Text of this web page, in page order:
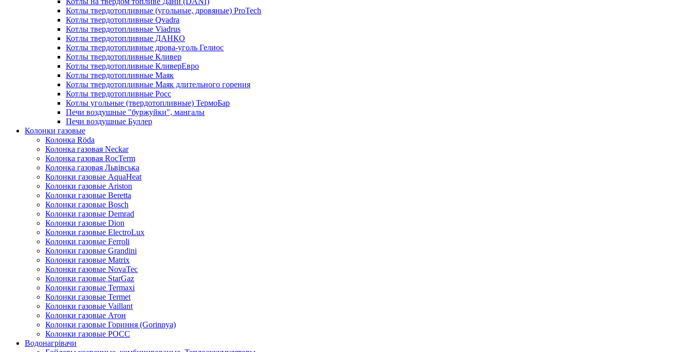
Котлы твердотопливные (угольные, дровяные) ProTech
Котлы твердотопливные Qvadra
Котлы твердотопливные Viadrus
Котлы твердотопливные ДАНКО
Котлы твердотопливные дрова-уголь Гелиос
Котлы твердотопливные Кливер
Котлы твердотопливные КливерЕвро
Котлы твердотопливные Маяк
Котлы твердотопливные Маяк длительного горения
Котлы твердотопливные Росс
Котлы угольные (твердотопливные) ТермоБар
Печи воздушные "буржуйки", мангалы
Печи воздушные Буллер
Колонки газовые
Колонка Rӧda
Колонка газовая Neckar
Колонка газовая RocTerm
Колонка газовая Львiвська
Колонки газовые AquaHeat
Колонки газовые Ariston
Колонки газовые Beretta
Колонки газовые Bosch
Колонки газовые Demrad
Колонки газовые Dion
Колонки газовые ElectroLux
Колонки газовые Ferroli
Колонки газовые Grandini
Колонки газовые Matrix
Колонки газовые NovaTec
Колонки газовые StarGaz
Колонки газовые Termaxi
Колонки газовые Termet
Колонки газовые Vaillant
Колонки газовые Атон
Колонки газовые Гориння (Gorinnya)
Колонки газовые РОСС
Водонагрівачи